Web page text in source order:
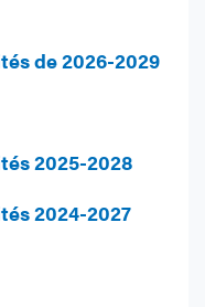
de 2026-2029
2025-2028
2024-2027